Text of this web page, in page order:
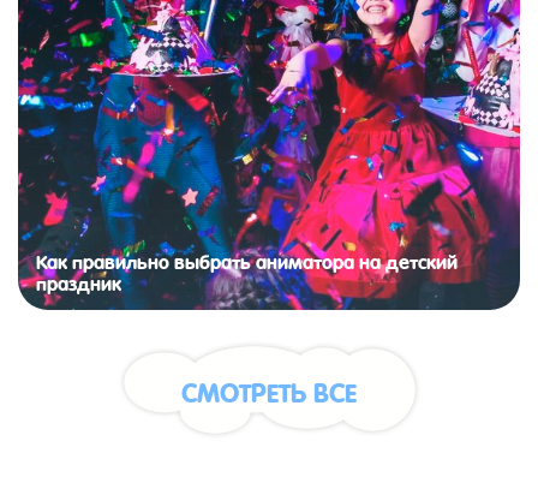
Как правильно выбрать аниматора на детский
праздник
СМОТРЕТЬ ВСЕ